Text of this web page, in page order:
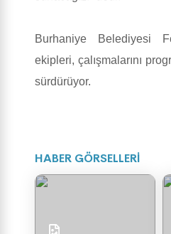
Burhaniye Belediyesi
ekipleri, çalışmalarını
sürdürüyor.
HABER GÖRSELLERİ